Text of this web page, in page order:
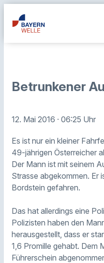
Betrunkener
12. Mai 2016 · 06:25 Uhr
Es ist nur ein kleiner
49-jährigen Österreicher
Der Mann ist mit seinem
Strasse abgekommen. Er
Bordstein gefahren.
Das hat allerdings eine
Polizisten haben den
herausgestellt, dass er
1,6 Promille gehabt. Dem
Führerschein